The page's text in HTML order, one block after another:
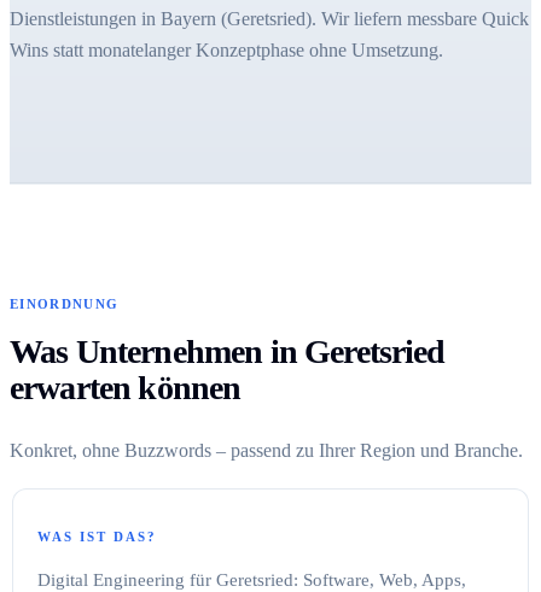
Dienstleistungen in Bayern (Geretsried). Wir liefern messbare Quick
Wins statt monatelanger Konzeptphase ohne Umsetzung.
EINORDNUNG
Was Unternehmen in Geretsried
erwarten können
Konkret, ohne Buzzwords – passend zu Ihrer Region und Branche.
WAS IST DAS?
Digital Engineering für Geretsried: Software, Web, Apps,